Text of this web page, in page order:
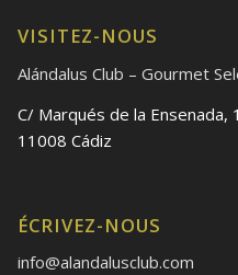
VISITEZ-NOUS
Alándalus Club – Gourmet
C/ Marqués de la Ensenada,
11008 Cádiz
ÉCRIVEZ-NOUS
info@alandalusclub.com